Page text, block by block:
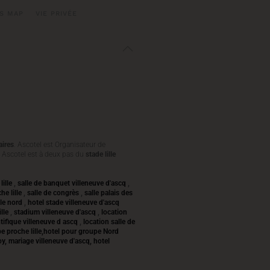
. Ascotel est Organisateur de
Ascotel est à deux pas du stade lille
lille salle de banquet villeneuve d'ascq
lille salle de congrès
salle palais des
nord
hotel stade villeneuve d'ascq
stadium villeneuve d'ascq
location
villeneuve d ascq
location salle de
proche lille,hotel pour groupe Nord
mariage villeneuve d'ascq, hotel